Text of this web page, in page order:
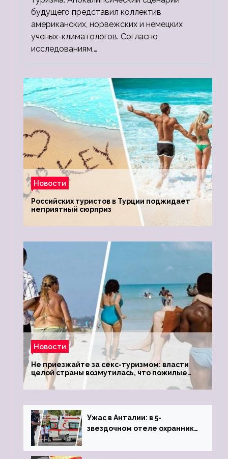
будущего представил коллектив
американских, норвежских и немецких
ученых-климатологов. Согласно
исследованиям,…
Новости
Российских туристов в Турции поджидает
неприятный сюрприз
Новости
Не приезжайте за секс-туризмом: власти
целой страны возмутилась, что пожилые
туристки массово едут к ним, чтобы
обзавестись молодыми любовниками
Ужас в Анталии: в 5-
звездочном отеле охранник
пистолета